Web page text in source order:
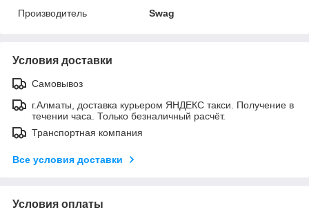
Производитель
Swag
Условия доставки
Самовывоз
г.Алматы, доставка курьером ЯНДЕКС такси. Получение в
течении часа. Только безналичный расчёт.
Транспортная компания
Все условия доставки
Условия оплаты